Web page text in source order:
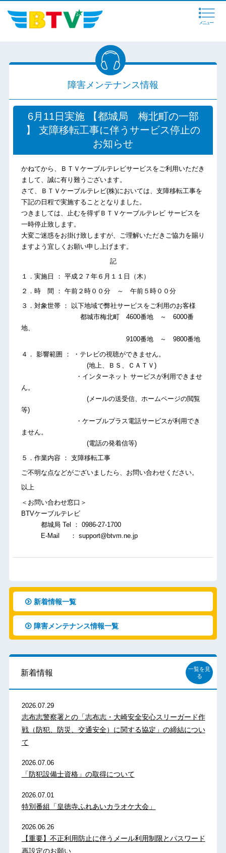
メニュー
障害メンテナンス情報
6月11日実施 【都城局 梅北町の一部
】 支障移転工事に伴うサービス停止の
お知らせ
かねてから、ＢＴＶケーブルテレビサービスをご利用いただき
まして、誠に有り難うございます。
さて、ＢＴＶケーブルテレビ(株)においては、支障移転工事を
下記の日程で実施することとなりました。
つきましては、止むを得ずＢＴＶケーブルテレビ サービスを
一時停止致します。
大変ご迷惑をお掛け致しますが、ご理解いただきご協力を賜り
ますよう宜しくお願い申し上げます。
記
１．実施日 ： 平成２７年６月１１日（木）
２．時 間 ： 午前２時００分 ～ 午前５時００分
３．対象世帯 ： 以下地域で弊社サービスをご利用のお客様
都城市梅北町 4600番地 ～ 6000番
地、
9100番地 ～ 9800番地
４． 影響範囲 ： ・テレビの視聴ができません。
(地上、ＢＳ、ＣＡＴＶ)
・インターネット サービスが利用できませ
ん。
(メールの送受信、ホームページの閲覧
等)
・ケーブルプラス電話サービスが利用でき
ません。
(電話の発着信等)
５．作業内容 ： 支障移転工事
ご不明な点などがございましたら、お問い合わせください。
以上
＜お問い合わせ窓口＞
BTVケーブルテレビ
都城局 Tel ： 0986-27-1700
E-Mail ： support@btvm.ne.jp
新着情報一覧
障害メンテナンス情報一覧
新着情報
一覧を見
る
2026.07.29
志布志警察署との「志布志・大崎安全安心スリーガード作
戦（防犯、防災、交通安全）に関する協定」の締結につい
て
2026.07.06
「防犯設備士資格」の取得について
2026.07.01
特別番組「皇徳寺ふれあいカラオケ大会」
2026.06.26
【重要】不正利用防止に伴うメール利用制限とパスワード
再設定のお願い